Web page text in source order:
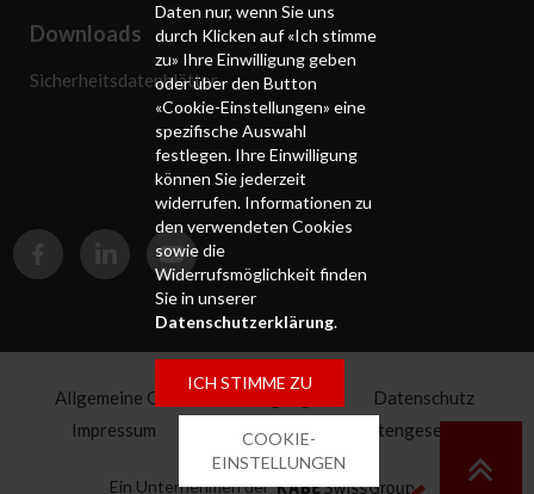
Downloads
Sicherheitsdatenblätter
Allgemeine Geschäftsbedingungen
Datenschutz
Impressum
Sitemap
Lieferkettengesetz
Pensionskasse
Ein Unternehmen der
Daten nur, wenn Sie uns
durch Klicken auf «Ich stimme
zu» Ihre Einwilligung geben
oder über den Button
«Cookie-Einstellungen» eine
spezifische Auswahl
festlegen. Ihre Einwilligung
können Sie jederzeit
widerrufen. Informationen zu
den verwendeten Cookies
sowie die
Widerrufsmöglichkeit finden
Sie in unserer
Datenschutzerklärung.
ICH STIMME ZU
COOKIE-
EINSTELLUNGEN